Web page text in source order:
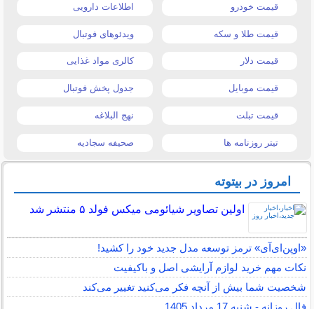
قیمت خودرو اطلاعات دارویی
قیمت طلا و سکه ویدئوهای فوتبال
قیمت دلار کالری مواد غذایی
قیمت موبایل جدول پخش فوتبال
قیمت تبلت نهج البلاغه
تیتر روزنامه ها صحیفه سجادیه
امروز در بیتوته
اولین تصاویر شیائومی میکس فولد ۵ منتشر شد
«اوپن‌ای‌آی» ترمز توسعه مدل جدید خود را کشید!
نکات مهم خرید لوازم آرایشی اصل و باکیفیت
شخصیت شما بیش از آنچه فکر می‌کنید تغییر می‌کند
فال روزانه - شنبه 17 مرداد 1405